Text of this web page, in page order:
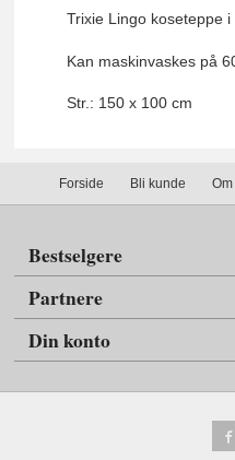
Trixie Lingo koseteppe
Kan maskinvaskes på
Str.: 150 x 100 cm
Forside Bli kunde
Bestselgere
Partnere
Din konto